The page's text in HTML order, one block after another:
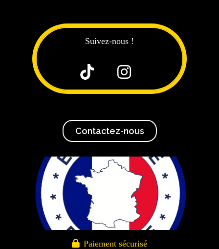
Suivez-nous !
 
Contactez-nous
 Paiement sécurisé